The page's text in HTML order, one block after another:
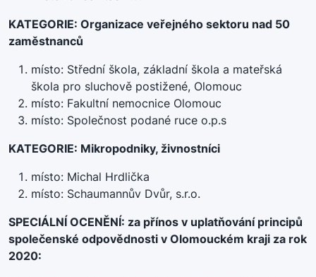
KATEGORIE: Organizace veřejného sektoru nad 50
zaměstnanců
místo: Střední škola, základní škola a mateřská
škola pro sluchově postižené, Olomouc
místo: Fakultní nemocnice Olomouc
místo: Společnost podané ruce o.p.s
KATEGORIE: Mikropodniky, živnostníci
místo: Michal Hrdlička
místo: Schaumannův Dvůr, s.r.o.
SPECIÁLNÍ OCENĚNÍ: za přínos v uplatňování principů
společenské odpovědnosti v Olomouckém kraji za rok
2020: